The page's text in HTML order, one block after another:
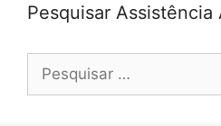
Pesquisar Assistência
por: